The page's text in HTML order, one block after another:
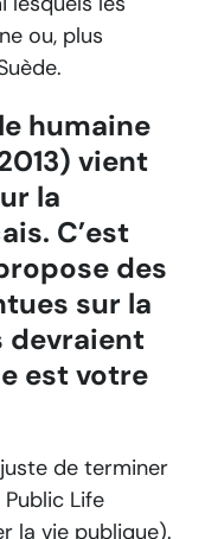
ou, plus
humaine
vient
la
C’est
des
sur la
devraient
est votre
de terminer
Life
la vie publique).